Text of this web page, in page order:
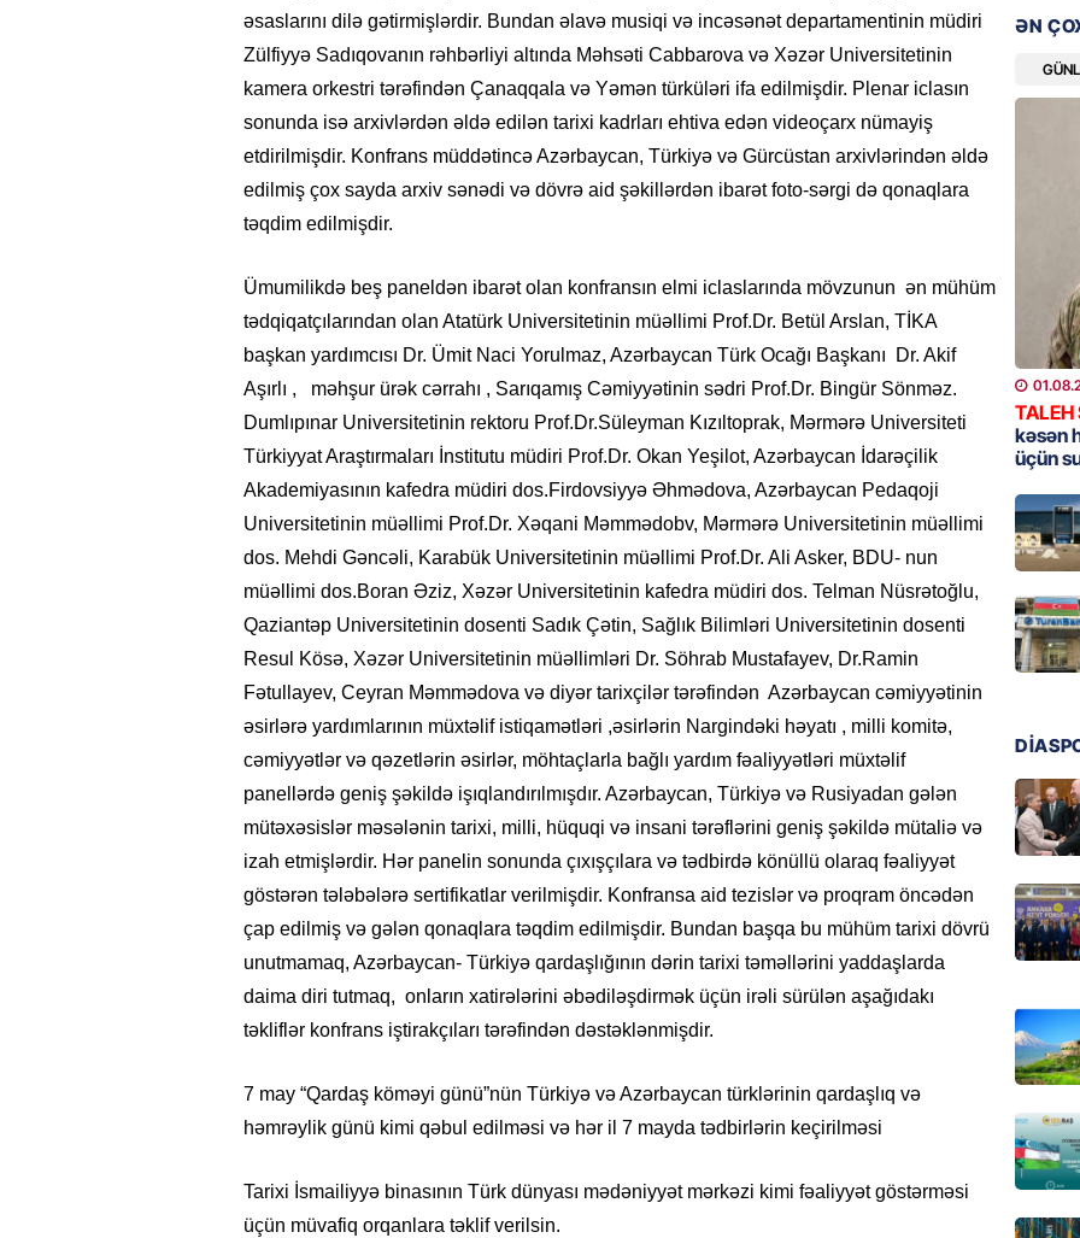
əsaslarını dilə gətirmişlərdir. Bundan əlavə musiqi və incəsənət departamentinin müdiri
Zülfiyyə Sadıqovanın rəhbərliyi altında Məhsəti Cabbarova və Xəzər Universitetinin
kamera orkestri tərəfindən Çanaqqala və Yəmən türküləri ifa edilmişdir. Plenar iclasın
sonunda isə arxivlərdən əldə edilən tarixi kadrları ehtiva edən videoçarx nümayiş
etdirilmişdir. Konfrans müddətincə Azərbaycan, Türkiyə və Gürcüstan arxivlərindən əldə
edilmiş çox sayda arxiv sənədi və dövrə aid şəkillərdən ibarət foto-sərgi də qonaqlara
təqdim edilmişdir.
Ümumilikdə beş paneldən ibarət olan konfransın elmi iclaslarında mövzunun ən mühüm
tədqiqatçılarından olan Atatürk Universitetinin müəllimi Prof.Dr. Betül Arslan, TİKA
başkan yardımcısı Dr. Ümit Naci Yorulmaz, Azərbaycan Türk Ocağı Başkanı Dr. Akif
Aşırlı , məhşur ürək cərrahı , Sarıqamış Cəmiyyətinin sədri Prof.Dr. Bingür Sönməz.
Dumlıpınar Universitetinin rektoru Prof.Dr.Süleyman Kızıltoprak, Mərmərə Universiteti
Türkiyyat Araştırmaları İnstitutu müdiri Prof.Dr. Okan Yeşilot, Azərbaycan İdarəçilik
Akademiyasının kafedra müdiri dos.Firdovsiyyə Əhmədova, Azərbaycan Pedaqoji
Universitetinin müəllimi Prof.Dr. Xəqani Məmmədobv, Mərmərə Universitetinin müəllimi
dos. Mehdi Gəncəli, Karabük Universitetinin müəllimi Prof.Dr. Ali Asker, BDU- nun
müəllimi dos.Boran Əziz, Xəzər Universitetinin kafedra müdiri dos. Telman Nüsrətoğlu,
Qaziantəp Universitetinin dosenti Sadık Çətin, Sağlık Bilimləri Universitetinin dosenti
Resul Kösə, Xəzər Universitetinin müəllimləri Dr. Söhrab Mustafayev, Dr.Ramin
Fətullayev, Ceyran Məmmədova və diyər tarixçilər tərəfindən Azərbaycan cəmiyyətinin
əsirlərə yardımlarının müxtəlif istiqamətləri ,əsirlərin Nargindəki həyatı , milli komitə,
cəmiyyətlər və qəzetlərin əsirlər, möhtaçlarla bağlı yardım fəaliyyətləri müxtəlif
panellərdə geniş şəkildə işıqlandırılmışdır. Azərbaycan, Türkiyə və Rusiyadan gələn
mütəxəsislər məsələnin tarixi, milli, hüquqi və insani tərəflərini geniş şəkildə mütaliə və
izah etmişlərdir. Hər panelin sonunda çıxışçılara və tədbirdə könüllü olaraq fəaliyyət
göstərən tələbələrə sertifikatlar verilmişdir. Konfransa aid tezislər və proqram öncədən
çap edilmiş və gələn qonaqlara təqdim edilmişdir. Bundan başqa bu mühüm tarixi dövrü
unutmamaq, Azərbaycan- Türkiyə qardaşlığının dərin tarixi təməllərini yaddaşlarda
daima diri tutmaq, onların xatirələrini əbədiləşdirmək üçün irəli sürülən aşağıdakı
təkliflər konfrans iştirakçıları tərəfindən dəstəklənmişdir.
7 may “Qardaş köməyi günü”nün Türkiyə və Azərbaycan türklərinin qardaşlıq və
həmrəylik günü kimi qəbul edilməsi və hər il 7 mayda tədbirlərin keçirilməsi
Tarixi İsmailiyyə binasının Türk dünyası mədəniyyət mərkəzi kimi fəaliyyət göstərməsi
üçün müvafiq orqanlara təklif verilsin.
GÜNDƏM
Dosye
sazişi
ÖZƏL
ÖZƏL
ETDİ:
olacaq
REKLAM
ƏN
TALEH
kəsən
üçün